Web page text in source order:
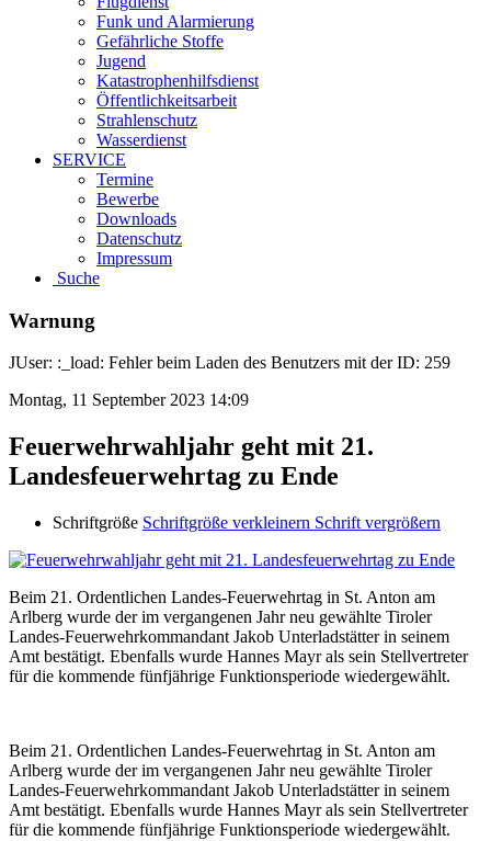
Funk und Alarmierung
Gefährliche Stoffe
Jugend
Katastrophenhilfsdienst
Öffentlichkeitsarbeit
Strahlenschutz
Wasserdienst
SERVICE
Termine
Bewerbe
Downloads
Datenschutz
Impressum
Suche
Warnung
JUser: :_load: Fehler beim Laden des Benutzers mit der ID: 259
Montag, 11 September 2023 14:09
Feuerwehrwahljahr geht mit 21.
Landesfeuerwehrtag zu Ende
Schriftgröße Schriftgröße verkleinern Schrift vergrößern
Beim 21. Ordentlichen Landes-Feuerwehrtag in St. Anton am
Arlberg wurde der im vergangenen Jahr neu gewählte Tiroler
Landes-Feuerwehrkommandant Jakob Unterladstätter in seinem
Amt bestätigt. Ebenfalls wurde Hannes Mayr als sein Stellvertreter
für die kommende fünfjährige Funktionsperiode wiedergewählt.
Beim 21. Ordentlichen Landes-Feuerwehrtag in St. Anton am
Arlberg wurde der im vergangenen Jahr neu gewählte Tiroler
Landes-Feuerwehrkommandant Jakob Unterladstätter in seinem
Amt bestätigt. Ebenfalls wurde Hannes Mayr als sein Stellvertreter
für die kommende fünfjährige Funktionsperiode wiedergewählt.